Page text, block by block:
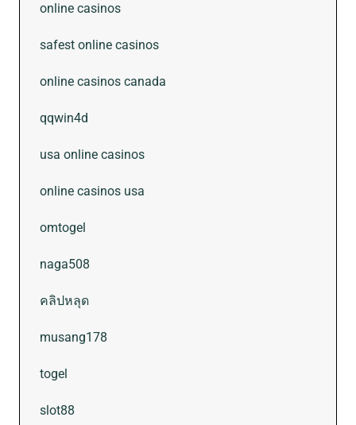
online casinos
safest online casinos
online casinos canada
qqwin4d
usa online casinos
online casinos usa
omtogel
naga508
คลิปหลุด
musang178
togel
slot88